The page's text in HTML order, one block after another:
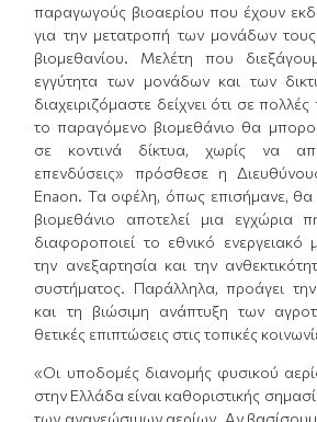
παραγωγούς βιοαερίου που έχουν
για την μετατροπή των μονάδων
βιομεθανίου. Μελέτη που
εγγύτητα των μονάδων και των
διαχειριζόμαστε δείχνει ότι σε
το παραγόμενο βιομεθάνιο θα
σε κοντινά δίκτυα, χωρίς να
επενδύσεις» πρόσθεσε η
Enaon. Τα οφέλη, όπως επισήμανε, θα
βιομεθάνιο αποτελεί μια εγχώρια
διαφοροποιεί το εθνικό ενεργειακό
την ανεξαρτησία και την
συστήματος. Παράλληλα, προάγει την
και τη βιώσιμη ανάπτυξη των
θετικές επιπτώσεις στις τοπικές
«Οι υποδομές διανομής φυσικού
στην Ελλάδα είναι καθοριστικής
των ανανεώσιμων αερίων. Αν